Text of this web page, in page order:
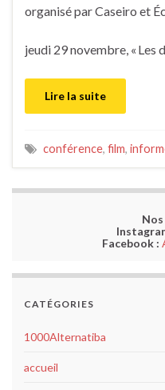
organisé par Caseiro et
jeudi 29 novembre, « Les
Lire la suite
conférence, film,
Nos
Facebook :
CATÉGORIES
1000Alternatiba
accueil